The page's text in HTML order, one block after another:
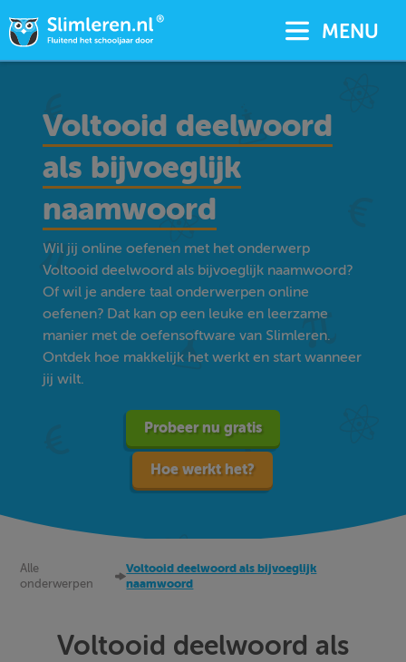
MENU
Voltooid deelwoord
als bijvoeglijk
naamwoord
Wil jij online oefenen met het onderwerp
Voltooid deelwoord als bijvoeglijk naamwoord?
Of wil je andere taal onderwerpen online
oefenen? Dat kan op een leuke en leerzame
manier met de oefensoftware van Slimleren.
Ontdek hoe makkelijk het werkt en start wanneer
jij wilt.
Probeer nu gratis
Hoe werkt het?
Alle
onderwerpen
Voltooid deelwoord als bijvoeglijk
naamwoord
Voltooid deelwoord als